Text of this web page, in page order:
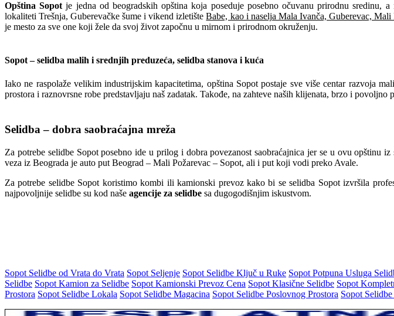
Opština Sopot je jedna od beogradskih opština koja poseduje posebno očuvanu prirodnu
lokaliteti Trešnja, Guberevačke šume i vikend izletišteBabe, kao i naselja Mala Ivanča, Guberevac, Mali
je mesto za sve one koji žele da svoj život započnu u mirnom i prirodnom okruženju.
Sopot – selidba malih i srednjih preduzeća, selidba stanova i kuća
Iako ne raspolaže velikim industrijskim kapacitetima, opština Sopot postaje sve više centar razvoja
prostora i raznovrsne robe predstavljaju naš zadatak. Takođe, na zahteve naših klijenata, brzo i povoljno
Selidba – dobra saobraćajna mreža
Za potrebe selidbe Sopot posebno ide u prilog i dobra povezanost saobraćajnica jer se u ovu
veza iz Beograda je auto put Beograd – Mali Požarevac – Sopot, ali i put koji vodi preko Avale.
Za potrebe selidbe Sopot koristimo kombi ili kamionski prevoz kako bi se selidba Sopot izvršila
najpovoljnije selidbe su kod naše agencije za selidbe sa dugogodišnjim iskustvom.
Sopot Selidbe od Vrata do Vrata Sopot Seljenje Sopot Selidbe Ključ u Ruke Sopot Potpuna Usluga
Selidbe Sopot Kamion za Selidbe Sopot Kamionski Prevoz Cena Sopot Klasične Selidbe Sopot
Prostora Sopot Selidbe Lokala Sopot Selidbe Magacina Sopot Selidbe Poslovnog Prostora Sopot